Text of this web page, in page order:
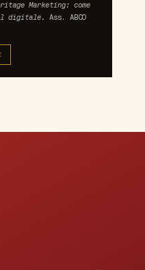
Marketing: come
digitale.
Ass. ABCO